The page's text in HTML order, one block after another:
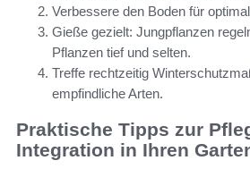
Verbessere den Boden für
Gieße gezielt: Jungpflanzen
Pflanzen tief und selten.
Treffe rechtzeitig
empfindliche Arten.
Praktische Tipps zur
Integration in Ihren